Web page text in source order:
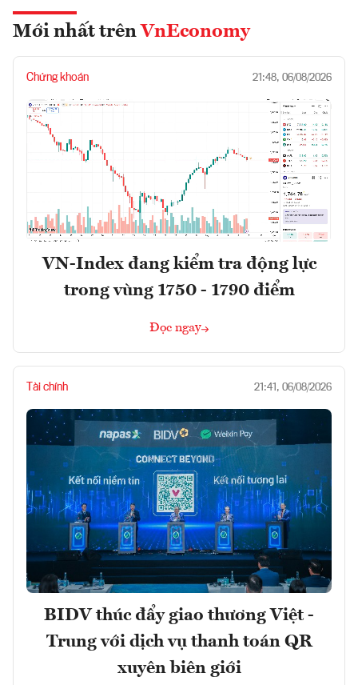
Mới nhất trên VnEconomy
Chứng khoán 21:48, 06/08/2026
VN-Index đang kiểm tra động lực
trong vùng 1750 - 1790 điểm
Đọc ngay
Tài chính 21:41, 06/08/2026
BIDV thúc đẩy giao thương Việt -
Trung với dịch vụ thanh toán QR
xuyên biên giới